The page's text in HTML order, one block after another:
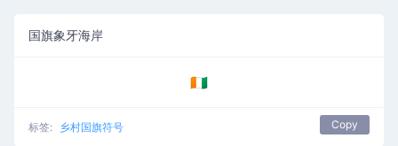
国旗象牙海岸
🇨🇮
标签: 乡村国旗符号 Copy